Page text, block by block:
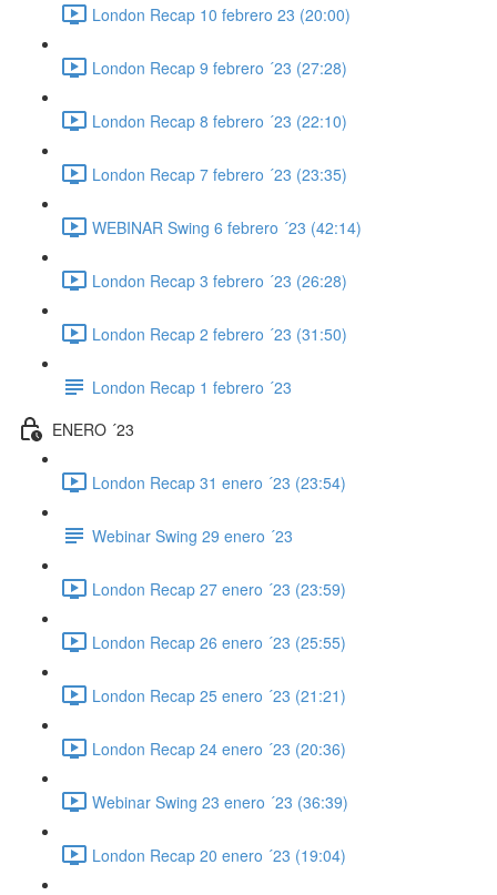
London Recap 10 febrero 23 (20:00)
London Recap 9 febrero ´23 (27:28)
London Recap 8 febrero ´23 (22:10)
London Recap 7 febrero ´23 (23:35)
WEBINAR Swing 6 febrero ´23 (42:14)
London Recap 3 febrero ´23 (26:28)
London Recap 2 febrero ´23 (31:50)
London Recap 1 febrero ´23
ENERO ´23
London Recap 31 enero ´23 (23:54)
Webinar Swing 29 enero ´23
London Recap 27 enero ´23 (23:59)
London Recap 26 enero ´23 (25:55)
London Recap 25 enero ´23 (21:21)
London Recap 24 enero ´23 (20:36)
Webinar Swing 23 enero ´23 (36:39)
London Recap 20 enero ´23 (19:04)